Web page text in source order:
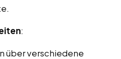
:
über verschiedene